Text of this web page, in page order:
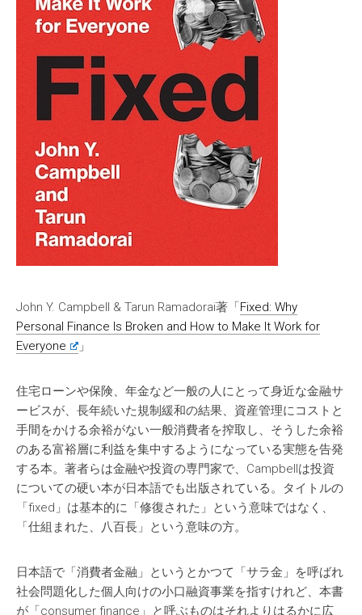
John Y. Campbell & Tarun Ramadorai著「Fixed: Why
Personal Finance Is Broken and How to Make It Work for
Everyone
」
住宅ローンや保険、年金など一般の人にとって身近な金融サ
ービスが、長年続いた規制緩和の結果、資産管理にコストと
手間をかける余裕がない一般消費者を搾取し、そうした余裕
のある富裕層に利益を集中するようになっている実態を告発
する本。著者らは金融や投資の専門家で、Campbellは投資
についての硬い本が日本語でも出版されている。タイトルの
「fixed」は基本的に「修復された」という意味ではなく、
「仕組まれた、八百長」という意味の方。
日本語で「消費者金融」というとかつて「サラ金」を呼ばれ
社会問題化した個人向けの小口融資事業を指すけれど、本書
が「consumer finance」と呼ぶものはそれよりはるかに広